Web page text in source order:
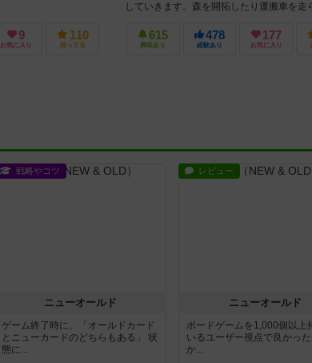
9
お気に入り
110
持ってる
していきます。森を開拓したり運搬車を走
615
興味あり
478
経験あり
177
お気に入り
戦略やコツ
ニューオールド
ゲーム終了時に、「オールドカード
とニューカードのどちらもある」 状
態に...
レビュー
ニューオールド
ボードゲームを1,000個以上
いるユーザー視点で良かっ
か...